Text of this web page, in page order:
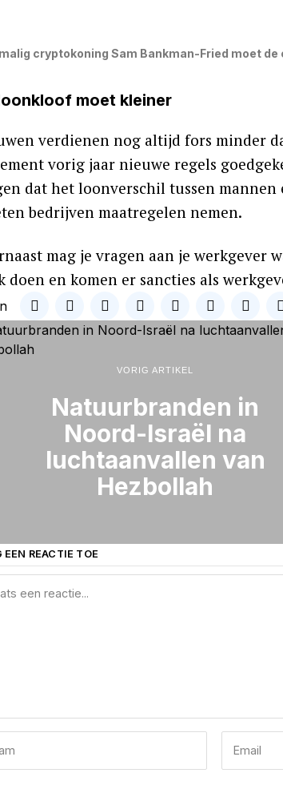
cryptokoning Sam Bankman-Fried moet
moet kleiner
verdienen nog altijd fors minder
vorig jaar nieuwe regels
dat het loonverschil tussen
bedrijven maatregelen nemen.
mag je vragen aan je werkgever
doen en komen er sancties als
VORIG ARTIKEL
Natuurbranden in
Noord-Israël na
luchtaanvallen van
Hezbollah
EEN REACTIE TOE